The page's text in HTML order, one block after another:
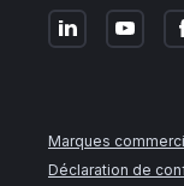
Marques
Déclaration de